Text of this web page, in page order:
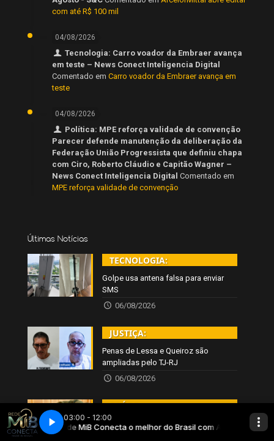
com até R$ 100 mil
04/08/2026
Tecnologia: Carro voador da Embraer avança
em teste – News Conect Inteligencia Digital
Comentado em Carro voador da Embraer avança em
teste
04/08/2026
Política: MPE reforça validade de convenção
Parecer defende manutenção da deliberação da
Federação União Progressista que definiu chapa
com Ciro, Roberto Cláudio e Capitão Wagner –
News Conect Inteligencia Digital Comentado em
MPE reforça validade de convenção
Últimas Notícias
TECNOLOGIA:
Golpe usa antena falsa para enviar
SMS
06/08/2026
JUSTIÇA:
Penas de Lessa e Queiroz são
ampliadas pelo TJ-RJ
06/08/2026
SAÚDE:
Estudo da UFC liga sono ao